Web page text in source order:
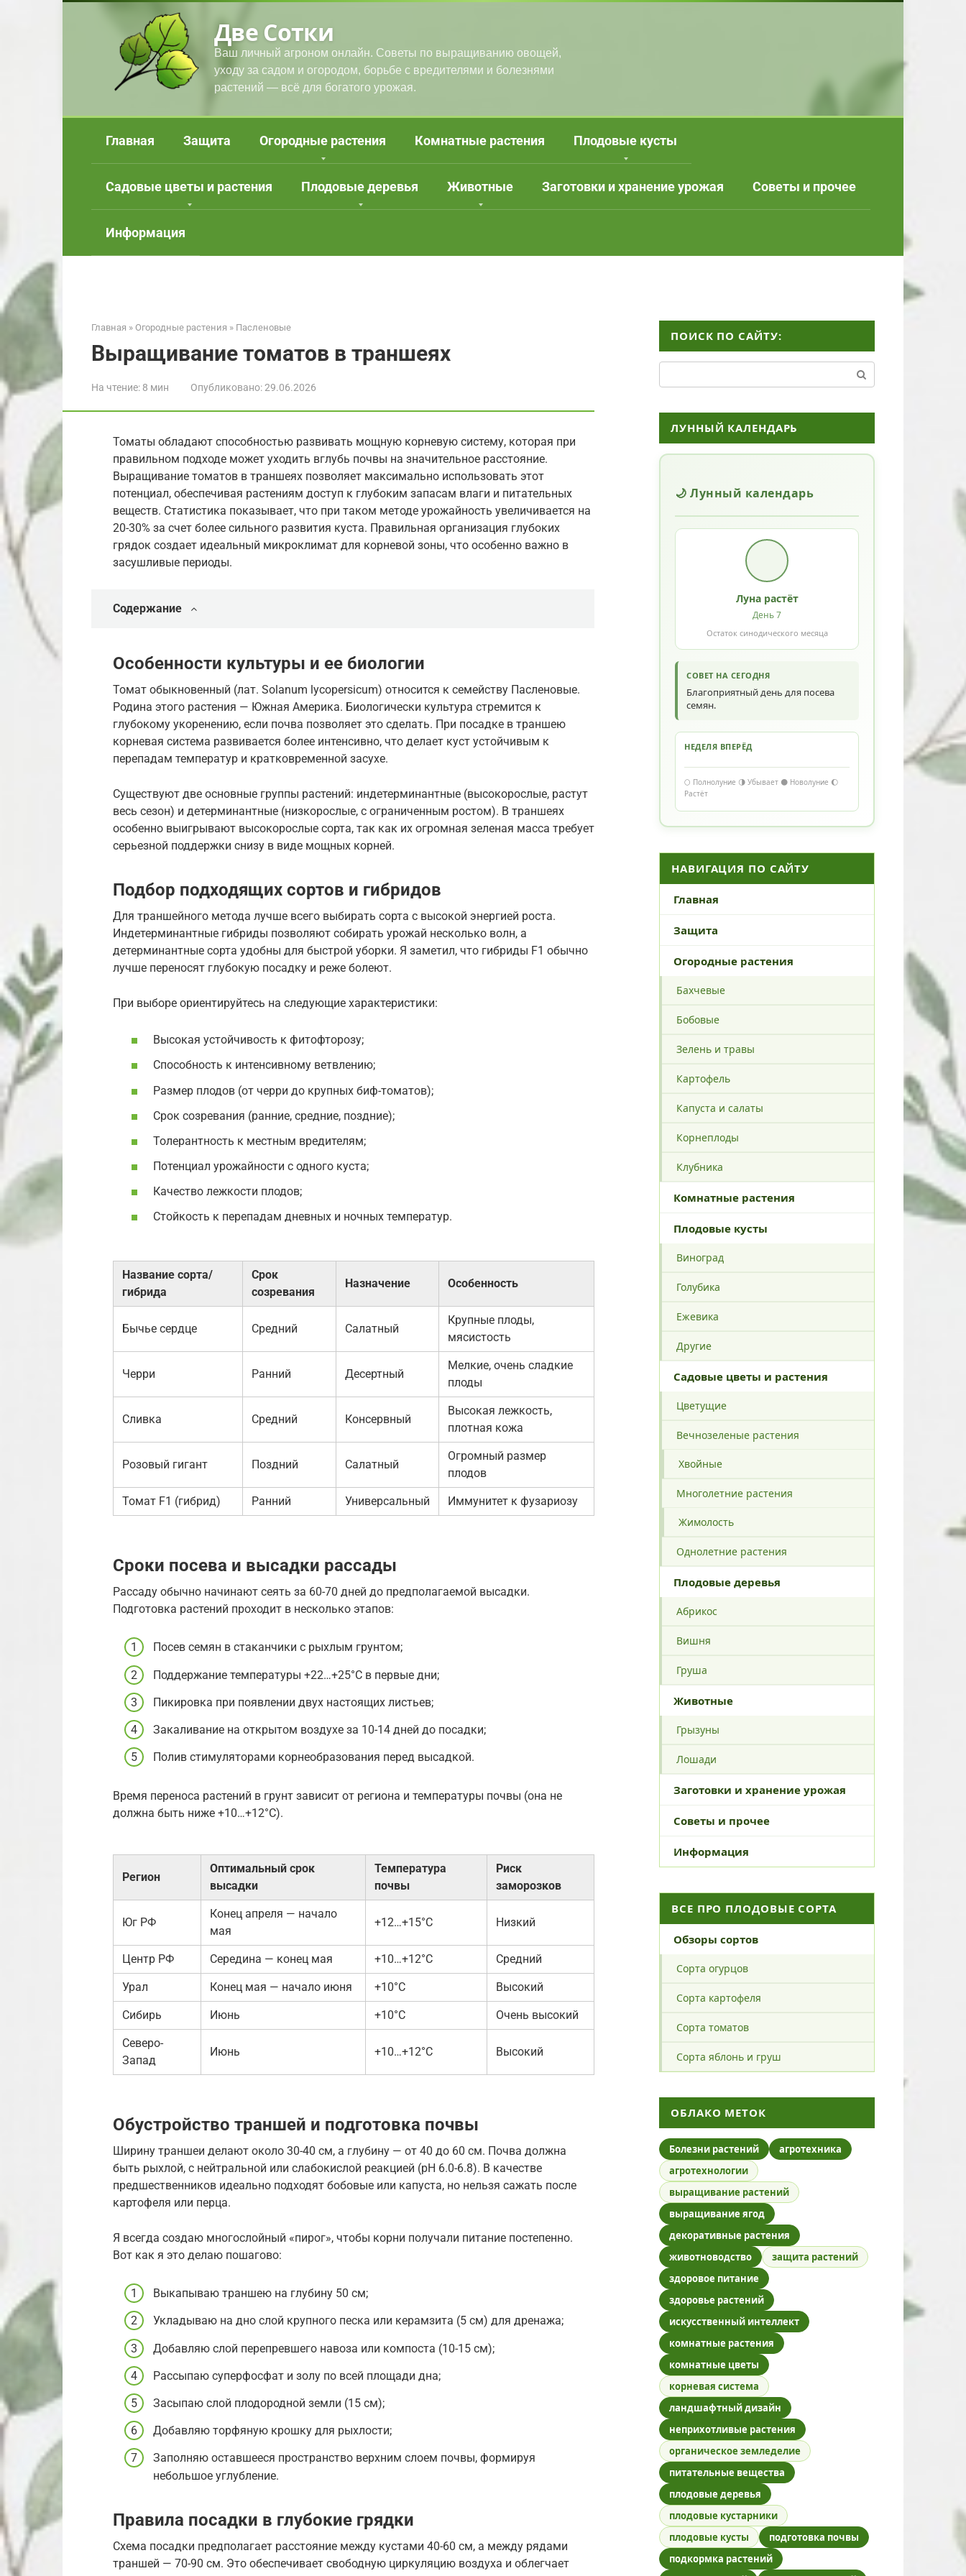
Две Сотки
Ваш личный агроном онлайн. Советы по выращиванию овощей,
уходу за садом и огородом, борьбе с вредителями и болезнями
растений — всё для богатого урожая.
Главная Защита Огородные растения Комнатные растения Плодовые кусты
Садовые цветы и растения Плодовые деревья Животные Заготовки и хранение урожая Советы и прочее
Информация
Главная » Огородные растения » Пасленовые
Выращивание томатов в траншеях
На чтение: 8 мин Опубликовано:29.06.2026
Томаты обладают способностью развивать мощную корневую систему, которая при
правильном подходе может уходить вглубь почвы на значительное расстояние.
Выращивание томатов в траншеях позволяет максимально использовать этот
потенциал, обеспечивая растениям доступ к глубоким запасам влаги и питательных
веществ. Статистика показывает, что при таком методе урожайность увеличивается на
20-30% за счет более сильного развития куста. Правильная организация глубоких
грядок создает идеальный микроклимат для корневой зоны, что особенно важно в
засушливые периоды.
Содержание
Особенности культуры и ее биологии
Томат обыкновенный (лат. Solanum lycopersicum) относится к семейству Пасленовые.
Родина этого растения — Южная Америка. Биологически культура стремится к
глубокому укоренению, если почва позволяет это сделать. При посадке в траншею
корневая система развивается более интенсивно, что делает куст устойчивым к
перепадам температур и кратковременной засухе.
Существуют две основные группы растений: индетерминантные (высокорослые, растут
весь сезон) и детерминантные (низкорослые, с ограниченным ростом). В траншеях
особенно выигрывают высокорослые сорта, так как их огромная зеленая масса требует
серьезной поддержки снизу в виде мощных корней.
Подбор подходящих сортов и гибридов
Для траншейного метода лучше всего выбирать сорта с высокой энергией роста.
Индетерминантные гибриды позволяют собирать урожай несколько волн, а
детерминантные сорта удобны для быстрой уборки. Я заметил, что гибриды F1 обычно
лучше переносят глубокую посадку и реже болеют.
При выборе ориентируйтесь на следующие характеристики:
Высокая устойчивость к фитофторозу;
Способность к интенсивному ветвлению;
Размер плодов (от черри до крупных биф-томатов);
Срок созревания (ранние, средние, поздние);
Толерантность к местным вредителям;
Потенциал урожайности с одного куста;
Качество лежкости плодов;
Стойкость к перепадам дневных и ночных температур.
Название сорта/
гибрида
Срок
созревания
Назначение Особенность
Бычье сердце Средний Салатный
Крупные плоды,
мясистость
Черри Ранний Десертный
Мелкие, очень сладкие
плоды
Сливка Средний Консервный
Высокая лежкость,
плотная кожа
Розовый гигант Поздний Салатный
Огромный размер
плодов
Томат F1 (гибрид) Ранний Универсальный Иммунитет к фузариозу
Сроки посева и высадки рассады
Рассаду обычно начинают сеять за 60-70 дней до предполагаемой высадки.
Подготовка растений проходит в несколько этапов:
Посев семян в стаканчики с рыхлым грунтом;
Поддержание температуры +22…+25°C в первые дни;
Пикировка при появлении двух настоящих листьев;
Закаливание на открытом воздухе за 10-14 дней до посадки;
Полив стимуляторами корнеобразования перед высадкой.
Время переноса растений в грунт зависит от региона и температуры почвы (она не
должна быть ниже +10…+12°C).
Регион
Оптимальный срок
высадки
Температура
почвы
Риск
заморозков
Юг РФ
Конец апреля — начало
мая
+12…+15°C Низкий
Центр РФ Середина — конец мая +10…+12°C Средний
Урал Конец мая — начало июня +10°C Высокий
Сибирь Июнь +10°C Очень высокий
Северо-
Запад
Июнь +10…+12°C Высокий
Обустройство траншей и подготовка почвы
Ширину траншеи делают около 30-40 см, а глубину — от 40 до 60 см. Почва должна
быть рыхлой, с нейтральной или слабокислой реакцией (pH 6.0-6.8). В качестве
предшественников идеально подходят бобовые или капуста, но нельзя сажать после
картофеля или перца.
Я всегда создаю многослойный «пирог», чтобы корни получали питание постепенно.
Вот как я это делаю пошагово:
Выкапываю траншею на глубину 50 см;
Укладываю на дно слой крупного песка или керамзита (5 см) для дренажа;
Добавляю слой перепревшего навоза или компоста (10-15 см);
Рассыпаю суперфосфат и золу по всей площади дна;
Засыпаю слой плодородной земли (15 см);
Добавляю торфяную крошку для рыхлости;
Заполняю оставшееся пространство верхним слоем почвы, формируя
небольшое углубление.
Правила посадки в глубокие грядки
Схема посадки предполагает расстояние между кустами 40-60 см, а между рядами
траншей — 70-90 см. Это обеспечивает свободную циркуляцию воздуха и облегчает
ПОИСК ПО САЙТУ:
ЛУННЫЙ КАЛЕНДАРЬ
🌙 Лунный календарь
Луна растёт
День 7
Остаток синодического месяца
СОВЕТ НА СЕГОДНЯ
Благоприятный день для посева
семян.
НЕДЕЛЯ ВПЕРЁД
🌕 Полнолуние 🌗 Убывает 🌑 Новолуние 🌔
Растёт
НАВИГАЦИЯ ПО САЙТУ
Главная
Защита
Огородные растения
Бахчевые
Бобовые
Зелень и травы
Картофель
Капуста и салаты
Корнеплоды
Клубника
Комнатные растения
Плодовые кусты
Виноград
Голубика
Ежевика
Другие
Садовые цветы и растения
Цветущие
Вечнозеленые растения
Хвойные
Многолетние растения
Жимолость
Однолетние растения
Плодовые деревья
Абрикос
Вишня
Груша
Животные
Грызуны
Лошади
Заготовки и хранение урожая
Советы и прочее
Информация
ВСЕ ПРО ПЛОДОВЫЕ СОРТА
Обзоры сортов
Сорта огурцов
Сорта картофеля
Сорта томатов
Сорта яблонь и груш
ОБЛАКО МЕТОК
Болезни растений
агротехника
агротехнологии
выращивание растений
выращивание ягод
декоративные растения
животноводство
защита растений
здоровое питание
здоровье растений
искусственный интеллект
комнатные растения
комнатные цветы
корневая система
ландшафтный дизайн
неприхотливые растения
органическое земледелие
питательные вещества
плодовые деревья
плодовые кустарники
плодовые кусты
подготовка почвы
подкормка растений